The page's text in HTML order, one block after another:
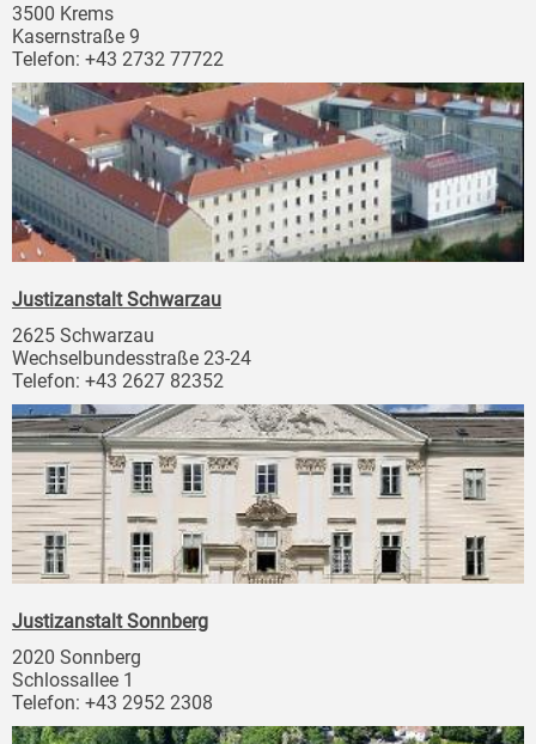
3500 Krems
Kasernstraße 9
Telefon: +43 2732 77722
Justizanstalt Schwarzau
2625 Schwarzau
Wechselbundesstraße 23-24
Telefon: +43 2627 82352
Justizanstalt Sonnberg
2020 Sonnberg
Schlossallee 1
Telefon: +43 2952 2308